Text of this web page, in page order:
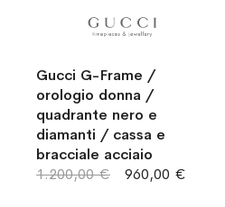
Gucci G-Frame /
orologio donna /
quadrante nero e
diamanti / cassa e
bracciale acciaio
960,00 €
1.200,00 €